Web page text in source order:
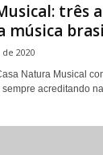
três
música
2020
Natura Musical
acreditando